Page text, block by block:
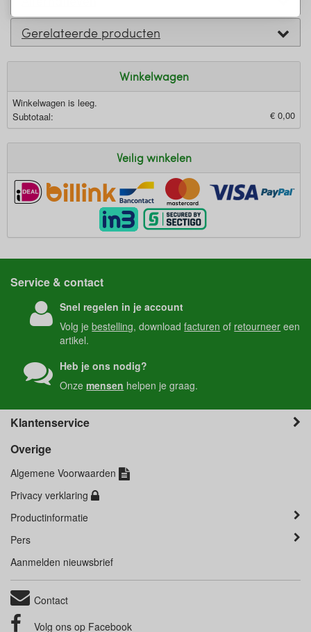
Gerelateerde producten
Winkelwagen
Winkelwagen is leeg.
Subtotaal:
€ 0,00
Veilig winkelen
Service & contact
Snel regelen in je account
Volg jebestelling, downloadfacturen of retourneer een
artikel.
Heb je ons nodig?
Onzemensen helpen je graag.
Klantenservice
Overige
Algemene Voorwaarden
Privacy verklaring
Productinformatie
Pers
Aanmelden nieuwsbrief
Contact
Volg ons op Facebook